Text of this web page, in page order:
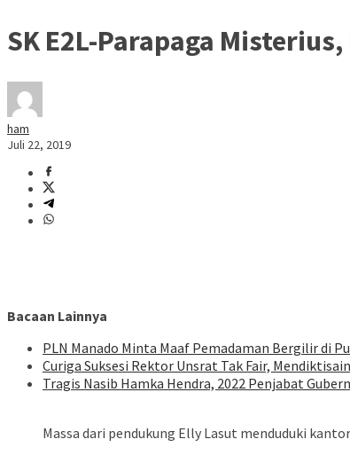
SK E2L-Parapaga
ham
Juli 22, 2019
Bacaan Lainnya
PLN Manado Minta Maaf Pemadaman Bergilir di
Curiga Suksesi Rektor Unsrat Tak Fair,
Tragis Nasib Hamka Hendra, 2022 Penjabat
Massa dari pendukung Elly Lasut menduduki